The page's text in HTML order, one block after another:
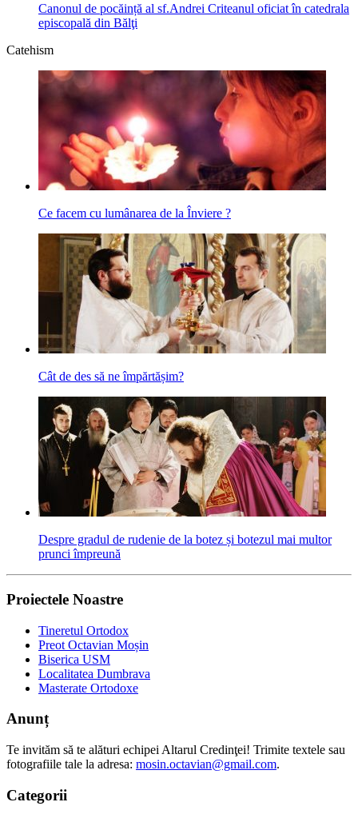
Canonul de pocăință al sf.Andrei Criteanul oficiat în catedrala
episcopală din Bălţi
Catehism
Ce facem cu lumânarea de la Înviere ?
Cât de des să ne împărtășim?
Despre gradul de rudenie de la botez și botezul mai multor
prunci împreună
Proiectele Noastre
Tineretul Ortodox
Preot Octavian Moșin
Biserica USM
Localitatea Dumbrava
Masterate Ortodoxe
Anunț
Te invităm să te alături echipei Altarul Credinţei! Trimite textele sau
fotografiile tale la adresa: mosin.octavian@gmail.com.
Categorii